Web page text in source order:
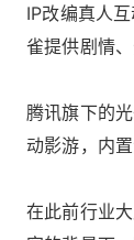
IP改编真人
雀提供剧情
腾讯旗下的
动影游，内
在此前行业